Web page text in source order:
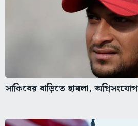
সাকিবের বাড়িতে হামলা, অগ্নিসংযোগ